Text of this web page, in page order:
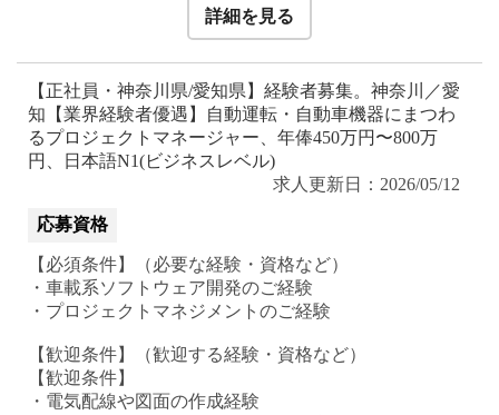
詳細を見る
【正社員・神奈川県/愛知県】経験者募集。神奈川／愛
知【業界経験者優遇】自動運転・自動車機器にまつわ
るプロジェクトマネージャー、年俸450万円〜800万
円、日本語N1(ビジネスレベル)
求人更新日：2026/05/12
応募資格
【必須条件】（必要な経験・資格など）
・車載系ソフトウェア開発のご経験
・プロジェクトマネジメントのご経験
【歓迎条件】（歓迎する経験・資格など）
【歓迎条件】
・電気配線や図面の作成経験